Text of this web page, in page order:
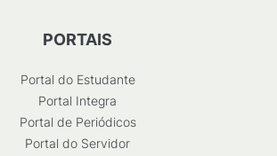
PORTAIS
Portal do Estudante
Portal Integra
Portal de Periódicos
Portal do Servidor